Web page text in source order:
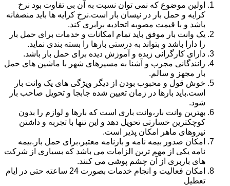
اولین موضوع که نمی توان نسبت به آن بی تفاوت بود نرخ
کرایه و حمل بار در نیسان بار است.نرخ کرایه ها باید منصفانه
باشد و با قیمت مصوبه اتحادیه برابری کند.
یک وانت بار موفق باید تمام امکانات و خدمات برای حمل بار
را دارا باشد و بتواند به درستی بارها را بسته بندی نماید.
دارای کارگرانی زبده و آموزش دیده برای حمل بار باشد.
رانندگانی مجرب و آشنا به مسیرهای شهر با ماشین های حمل
بار مجهز و سالم.
خوش قول و محبوب بودن از دیگر ویژگی های یک وانت بار
است.باید بارها در زمان تعیین شده جابجا و تحویل صاحب بار
شود.
بهترین وانت بار،وانت باری است که بارها و لوازم را بدون
کوچکترین خسارتی تحویل دهد و این تنها با تجربه و داشتن
نیروهای ماهر امکان پذیر است.
امکان صدور بیمه نامه و بارنامه معتبر،برای حمل بار.بیمه
نامه یکی از مهم ترین الزامات می باشد که بسیاری از شرکت
های باربری از آن چشم پوشی می کنند.
امکان فعالیت و انجام خدمات بصورت 24 ساعته حتی در ایام
تعطیل